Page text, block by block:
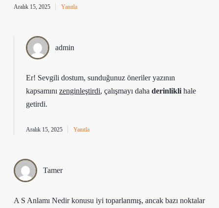
Aralık 15, 2025 Yanıtla
admin
Er! Sevgili dostum, sunduğunuz öneriler yazının
kapsamını zenginleştirdi, çalışmayı daha derinlikli hale
getirdi.
Aralık 15, 2025 Yanıtla
Tamer
A S Anlamı Nedir konusu iyi toparlanmış, ancak bazı noktalar